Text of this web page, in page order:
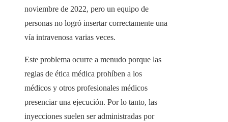
noviembre de 2022, pero un equipo de
personas no logró insertar correctamente una
vía intravenosa varias veces.
Este problema ocurre a menudo porque las
reglas de ética médica prohíben a los
médicos y otros profesionales médicos
presenciar una ejecución. Por lo tanto, las
inyecciones suelen ser administradas por